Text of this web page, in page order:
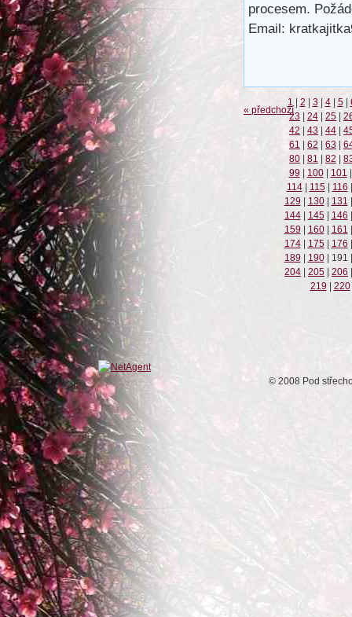
procesem.
Email:
« předchozí
1 | 2 | 3 | 4 | 5 |
23 | 24 | 25 |
42 | 43 | 44 |
61 | 62 | 63 |
80 | 81 | 82 |
99 | 100 | 101 |
114 | 115 | 116 |
129 | 130 | 131 |
144 | 145 | 146 |
159 | 160 | 161 |
174 | 175 | 176 |
189 | 190 | 191 |
204 | 205 | 206 |
219 | 220
© 2008 Pod